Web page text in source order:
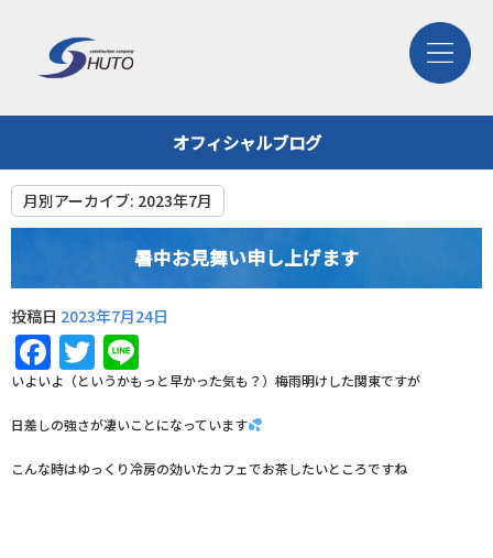
オフィシャルブログ
月別アーカイブ: 2023年7月
暑中お見舞い申し上げます
投稿日 2023年7月24日
Facebook
Twitter
いよいよ（というかもっと早かった気も？）梅雨明けした関東ですが
日差しの強さが凄いことになっています
こんな時はゆっくり冷房の効いたカフェでお茶したいところですね